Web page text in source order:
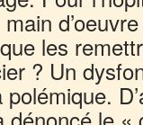
les
? Un